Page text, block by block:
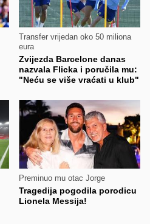
Transfer vrijedan oko 50 miliona
eura
Zvijezda Barcelone danas
nazvala Flicka i poručila mu:
"Neću se više vraćati u klub"
Preminuo mu otac Jorge
Tragedija pogodila porodicu
Lionela Messija!